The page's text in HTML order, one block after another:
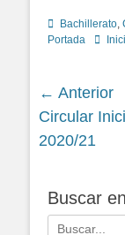
Categorías
Bachillerato
Portada
de
entradas
← Anterior
Siguiente
entrada:
Circular
2020/21
Buscar
Buscar: